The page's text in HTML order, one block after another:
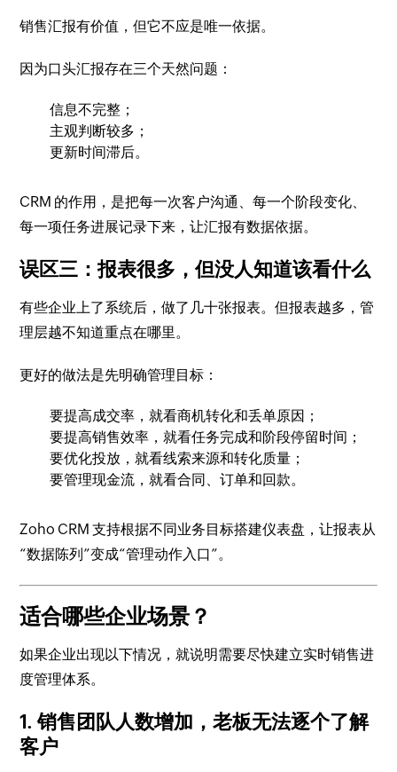
销售汇报有价值，但它不应是唯一依据。
因为口头汇报存在三个天然问题：
信息不完整；
主观判断较多；
更新时间滞后。
CRM 的作用，是把每一次客户沟通、每一个阶段变化、
每一项任务进展记录下来，让汇报有数据依据。
误区三：报表很多，但没人知道该看什么
有些企业上了系统后，做了几十张报表。但报表越多，管
理层越不知道重点在哪里。
更好的做法是先明确管理目标：
要提高成交率，就看商机转化和丢单原因；
要提高销售效率，就看任务完成和阶段停留时间；
要优化投放，就看线索来源和转化质量；
要管理现金流，就看合同、订单和回款。
Zoho CRM 支持根据不同业务目标搭建仪表盘，让报表从
“数据陈列”变成“管理动作入口”。
适合哪些企业场景？
如果企业出现以下情况，就说明需要尽快建立实时销售进
度管理体系。
1. 销售团队人数增加，老板无法逐个了解
客户